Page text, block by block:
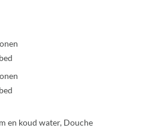
en koud water, Douche